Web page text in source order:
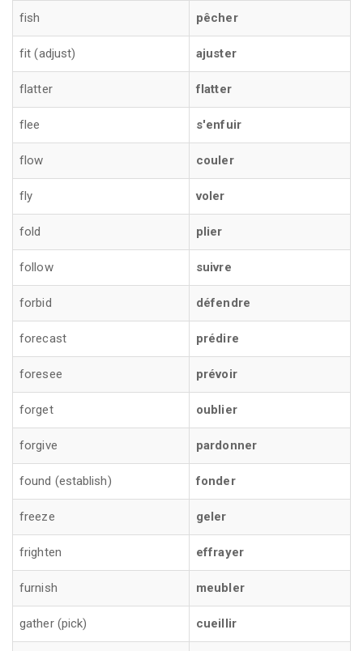
fish pêcher
fit (adjust) ajuster
flatter flatter
flee s'enfuir
flow couler
fly voler
fold plier
follow suivre
forbid défendre
forecast prédire
foresee prévoir
forget oublier
forgive pardonner
found (establish) fonder
freeze geler
frighten effrayer
furnish meubler
gather (pick) cueillir